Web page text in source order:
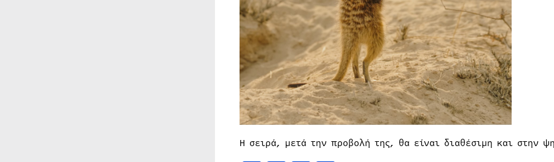
Η σειρά, μετά την προβολή της, θα είναι διαθέσιμη και στην